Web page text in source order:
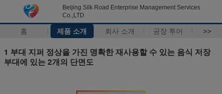
Beijing Silk Road Enterprise Management Services
Co.,LTD
홈 제품 소개 회사 소개 공장 투어 >>
1 부대 지퍼 정상을 가진 명확한 재사용할 수 있는 음식 저장
부대에 있는 2개의 단면도